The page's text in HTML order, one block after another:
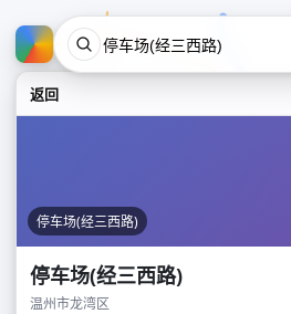
返回
停车场(经三西路)
停车场(经三西路)
温州市龙湾区